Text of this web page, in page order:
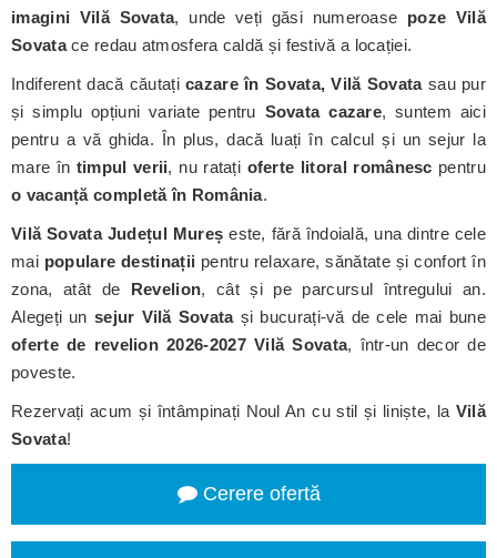
imagini Vilă Sovata, unde veți găsi numeroase poze Vilă
Sovatace redau atmosfera caldă și festivă a locației.
Indiferent dacă căutațicazare în Sovata, Vilă Sovatasau pur
și simplu opțiuni variate pentru Sovata cazare, suntem aici
pentru a vă ghida. În plus, dacă luați în calcul și un sejur la
mare în timpul verii, nu ratați oferte litoral românesc pentru
o vacanță completă în România.
Vilă Sovata Județul Mureș este, fără îndoială, una dintre cele
mai populare destinații pentru relaxare, sănătate și confort în
zona, atât de Revelion, cât și pe parcursul întregului an.
Alegeți un sejur Vilă Sovatași bucurați-vă de cele mai bune
oferte de revelion 2026-2027 Vilă Sovata, într-un decor de
poveste.
Rezervați acum și întâmpinați Noul An cu stil și liniște, la Vilă
Sovata!
Cerere ofertă